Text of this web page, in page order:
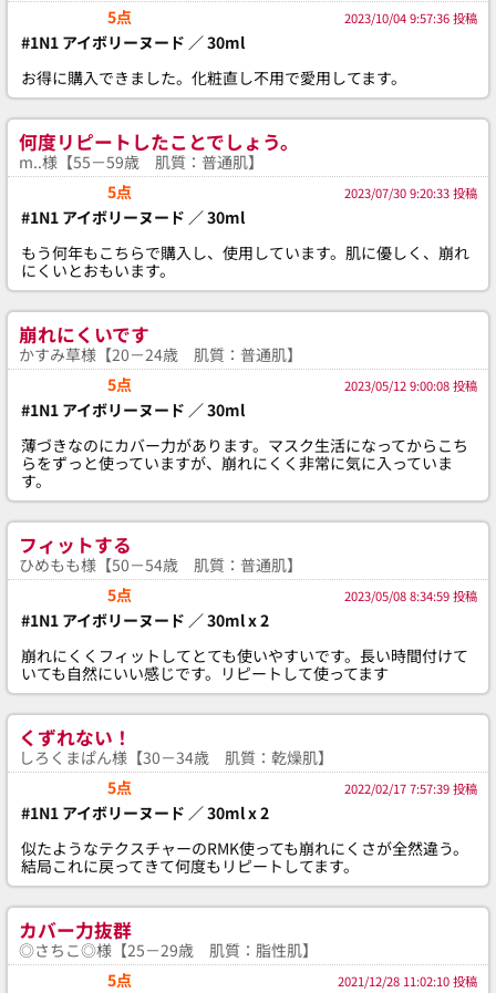
5点
2023/10/04 9:57:36 投稿
#1N1 アイボリーヌード ／ 30ml
お得に購入できました。化粧直し不用で愛用してます。
何度リピートしたことでしょう。
m..様【55－59歳 肌質：普通肌】
5点
2023/07/30 9:20:33 投稿
#1N1 アイボリーヌード ／ 30ml
もう何年もこちらで購入し、使用しています。肌に優しく、崩れ
にくいとおもいます。
崩れにくいです
かすみ草様【20－24歳 肌質：普通肌】
5点
2023/05/12 9:00:08 投稿
#1N1 アイボリーヌード ／ 30ml
薄づきなのにカバー力があります。マスク生活になってからこち
らをずっと使っていますが、崩れにくく非常に気に入っていま
す。
フィットする
ひめもも様【50－54歳 肌質：普通肌】
5点
2023/05/08 8:34:59 投稿
#1N1 アイボリーヌード ／ 30ml x 2
崩れにくくフィットしてとても使いやすいです。長い時間付けて
いても自然にいい感じです。リピートして使ってます
くずれない！
しろくまぱん様【30－34歳 肌質：乾燥肌】
5点
2022/02/17 7:57:39 投稿
#1N1 アイボリーヌード ／ 30ml x 2
似たようなテクスチャーのRMK使っても崩れにくさが全然違う。
結局これに戻ってきて何度もリピートしてます。
カバー力抜群
◎さちこ◎様【25－29歳 肌質：脂性肌】
5点
2021/12/28 11:02:10 投稿